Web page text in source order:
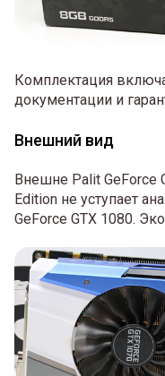
Комплектация
документации и
Внешний вид
Внешне Palit GeForce
Edition не уступает
GeForce GTX 1080.